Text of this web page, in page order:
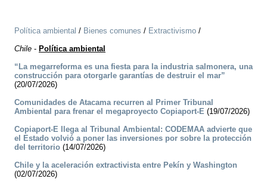
Política ambiental / Bienes comunes / Extractivismo /
Chile - Política ambiental
“La megarreforma es una fiesta para la industria salmonera, una
construcción para otorgarle garantías de destruir el mar”
(20/07/2026)
Comunidades de Atacama recurren al Primer Tribunal
Ambiental para frenar el megaproyecto Copiaport-E (19/07/2026)
Copiaport-E llega al Tribunal Ambiental: CODEMAA advierte que
el Estado volvió a poner las inversiones por sobre la protección
del territorio (14/07/2026)
Chile y la aceleración extractivista entre Pekín y Washington
(02/07/2026)